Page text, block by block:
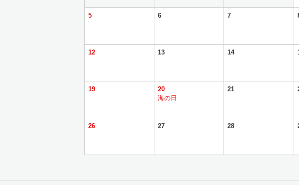
5 6 7
12 13 14
19
20
海の日
21
26 27 28